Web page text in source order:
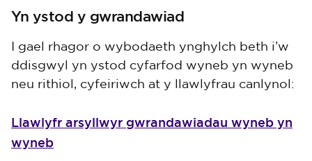
Yn ystod y gwrandawiad
I gael rhagor o wybodaeth ynghylch beth i’w
ddisgwyl yn ystod cyfarfod wyneb yn wyneb
neu rithiol, cyfeiriwch at y llawlyfrau canlynol:
Llawlyfr arsyllwyr gwrandawiadau wyneb yn
wyneb